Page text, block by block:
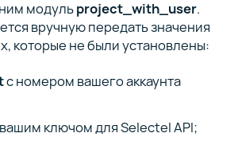
модульproject_with_user.
вручную передать значения
которые не были установлены:
с номером вашего аккаунта
ключом для Selectel API;